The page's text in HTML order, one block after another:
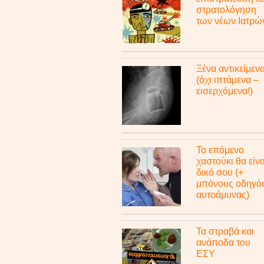
στρατολόγηση
των νέων
Ξένα
(όχι ιπτάμενα –
εισερχόμενα!)
Το επόμενο
χαστούκι θα
δικό σου (+
μπόνους
αυτοάμυνας)
Τα στραβά και
ανάποδα του
ΕΣΥ